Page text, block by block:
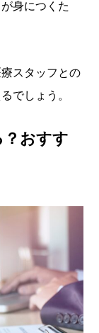
身につくた
スタッフとの
でしょう。
？おすす